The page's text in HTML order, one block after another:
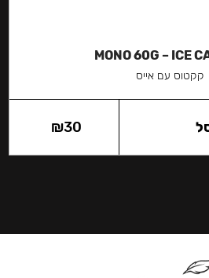
MONO 60G – ICE
קקטוס עם אייס
₪30